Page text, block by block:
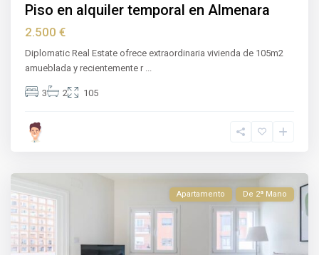
Piso en alquiler temporal en Almenara
2.500 €
Diplomatic Real Estate ofrece extraordinaria vivienda de 105m2
amueblada y recientemente r ...
3 2 105
Apartamento De 2ª Mano